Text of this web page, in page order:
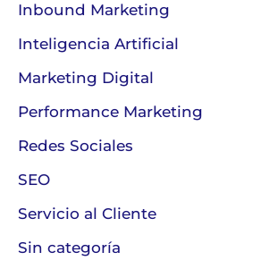
Inbound Marketing
Inteligencia Artificial
Marketing Digital
Performance Marketing
Redes Sociales
SEO
Servicio al Cliente
Sin categoría